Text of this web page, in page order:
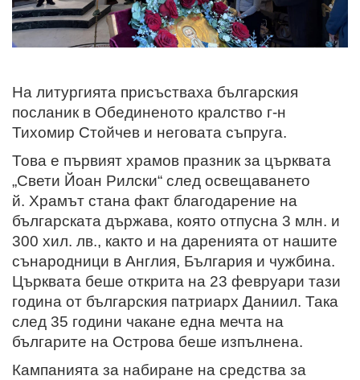
На литургията присъстваха българския
посланик в Обединеното кралство г-н
Тихомир Стойчев и неговата съпруга.
Това е първият храмов празник за църквата
„Свети Йоан Рилски“ след освещаването
й. Храмът стана факт благодарение на
българската държава, която отпусна 3 млн. и
300 хил. лв., както и на даренията от нашите
сънародници в Англия, България и чужбина.
Църквата беше открита на 23 февруари тази
година от българския патриарх Даниил. Така
след 35 години чакане една мечта на
българите на Острова беше изпълнена.
Кампанията за набиране на средства за